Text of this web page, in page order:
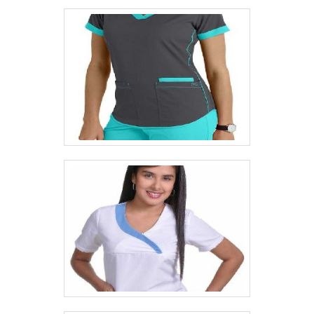
trabalhador contra possíveis riscos e
acidentes. Com a UNIFORS, você pode
confiar na qualidade e eficiência dos seus
produtos, que são desenvolvidos com o
compromisso de atender às necessidades e
exigências do mercado profissional.